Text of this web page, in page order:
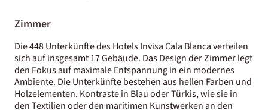
Zimmer
Die 448 Unterkünfte des Hotels Invisa Cala Blanca verteilen
sich auf insgesamt 17 Gebäude. Das Design der Zimmer legt
den Fokus auf maximale Entspannung in ein modernes
Ambiente. Die Unterkünfte bestehen aus hellen Farben und
Holzelementen. Kontraste in Blau oder Türkis, wie sie in
den Textilien oder den maritimen Kunstwerken an den